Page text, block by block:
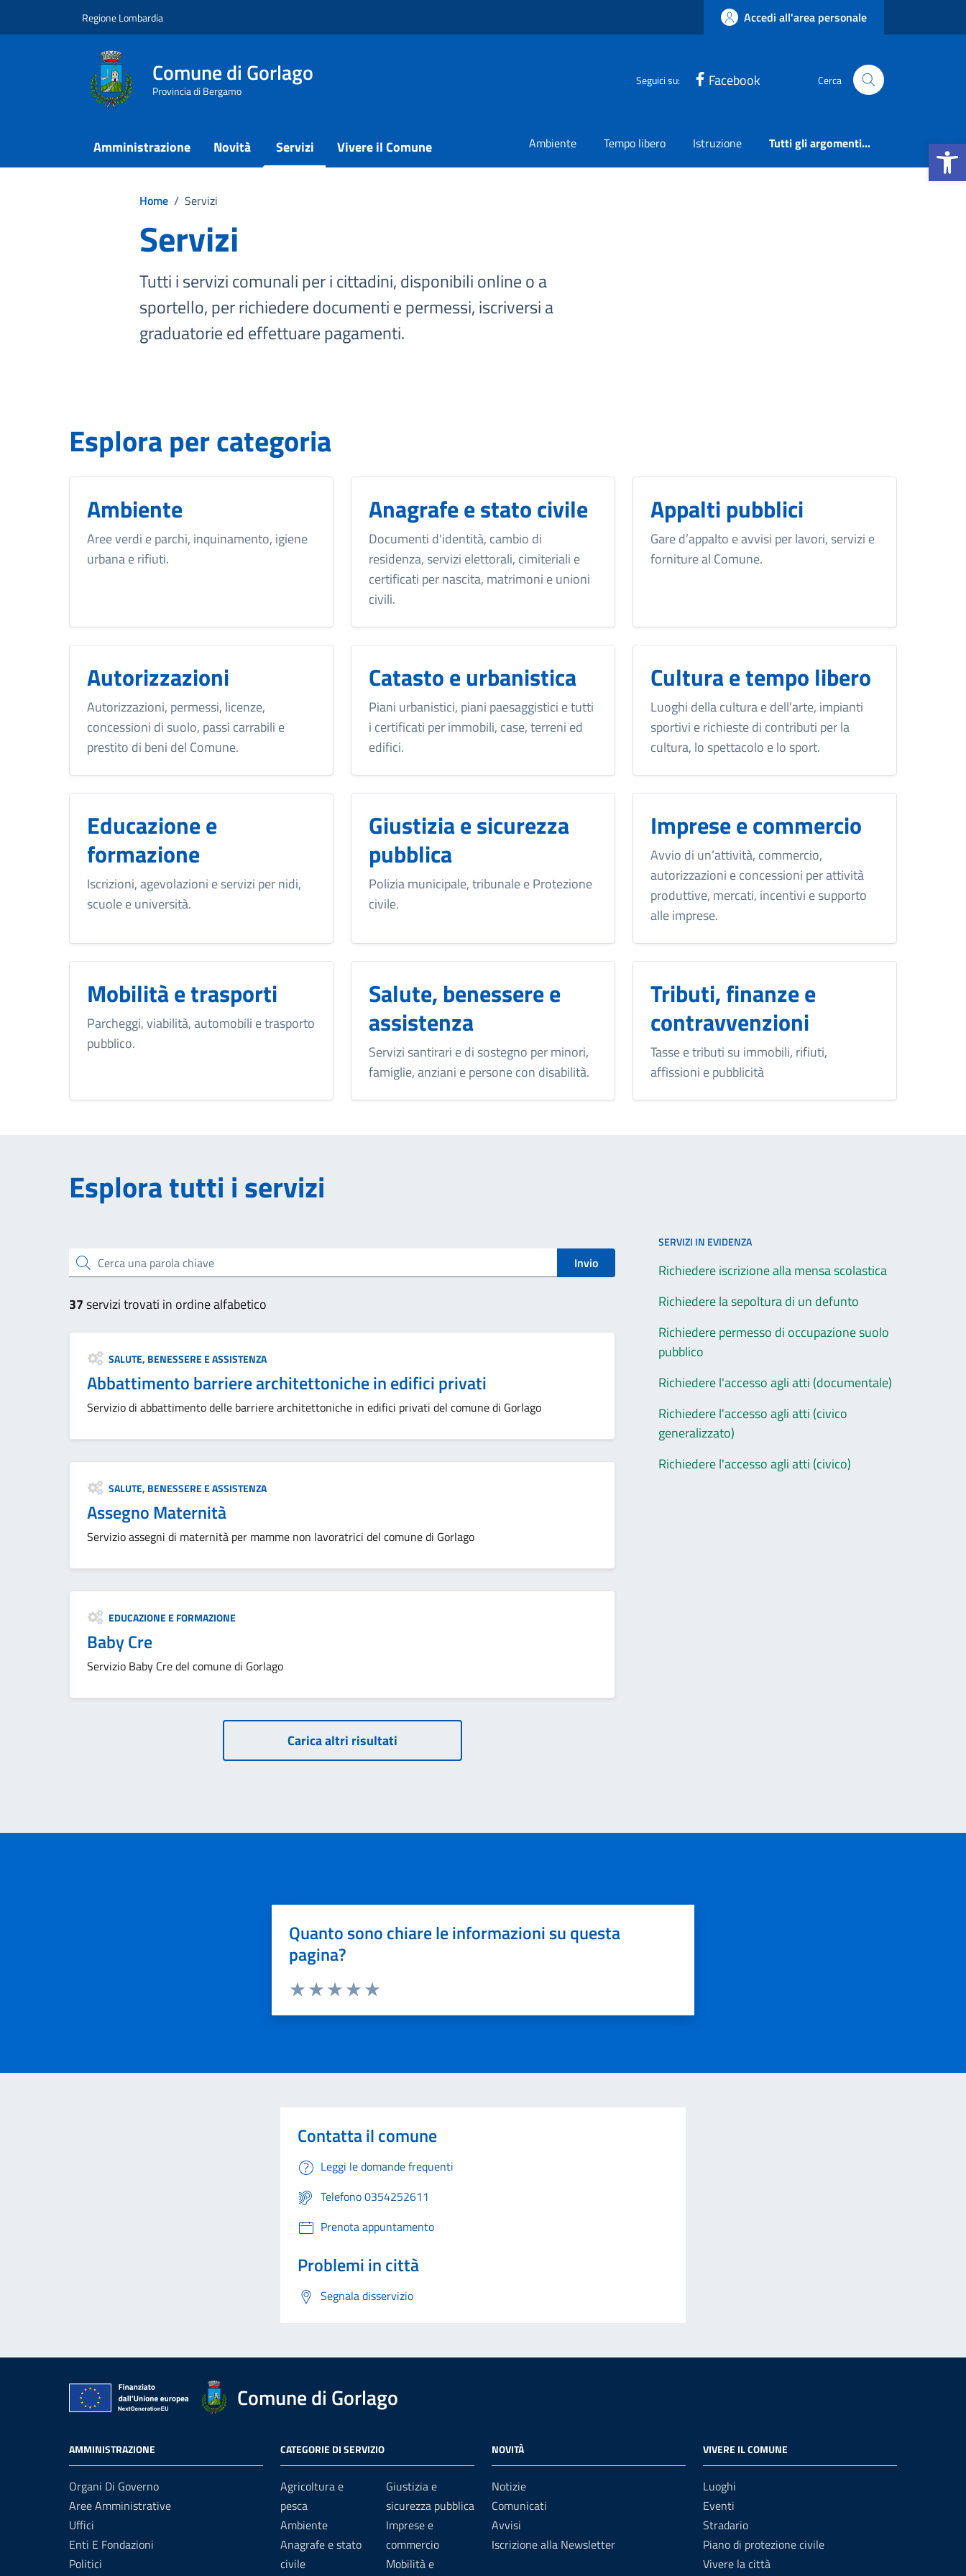
Apri la
Regione Lombardia Accedi all'area personale
Comune di Gorlago
Provincia di Bergamo
Seguici su: Facebook Cerca
Amministrazione Novità Servizi Vivere il Comune Ambiente Tempo libero Istruzione Tutti gli argomenti...
Home / Servizi
Servizi
Tutti i servizi comunali per i cittadini, disponibili online o a
sportello, per richiedere documenti e permessi, iscriversi a
graduatorie ed effettuare pagamenti.
Esplora per categoria
Ambiente
Aree verdi e parchi, inquinamento, igiene
urbana e rifiuti.
Anagrafe e stato civile
Documenti d'identità, cambio di
residenza, servizi elettorali, cimiteriali e
certificati per nascita, matrimoni e unioni
civili.
Appalti pubblici
Gare d’appalto e avvisi per lavori, servizi e
forniture al Comune.
Autorizzazioni
Autorizzazioni, permessi, licenze,
concessioni di suolo, passi carrabili e
prestito di beni del Comune.
Catasto e urbanistica
Piani urbanistici, piani paesaggistici e tutti
i certificati per immobili, case, terreni ed
edifici.
Cultura e tempo libero
Luoghi della cultura e dell’arte, impianti
sportivi e richieste di contributi per la
cultura, lo spettacolo e lo sport.
Educazione e
formazione
Iscrizioni, agevolazioni e servizi per nidi,
scuole e università.
Giustizia e sicurezza
pubblica
Polizia municipale, tribunale e Protezione
civile.
Imprese e commercio
Avvio di un’attività, commercio,
autorizzazioni e concessioni per attività
produttive, mercati, incentivi e supporto
alle imprese.
Mobilità e trasporti
Parcheggi, viabilità, automobili e trasporto
pubblico.
Salute, benessere e
assistenza
Servizi santirari e di sostegno per minori,
famiglie, anziani e persone con disabilità.
Tributi, finanze e
contravvenzioni
Tasse e tributi su immobili, rifiuti,
affissioni e pubblicità
Esplora tutti i servizi
Cerca una parola chiave Invio
37servizi trovati in ordine alfabetico
Categoria:
SALUTE, BENESSERE E ASSISTENZA
Abbattimento barriere architettoniche in edifici privati
Servizio di abbattimento delle barriere architettoniche in edifici privati del comune di Gorlago
Categoria:
SALUTE, BENESSERE E ASSISTENZA
Assegno Maternità
Servizio assegni di maternità per mamme non lavoratrici del comune di Gorlago
Categoria:
EDUCAZIONE E FORMAZIONE
Baby Cre
Servizio Baby Cre del comune di Gorlago
Carica altri risultati
SERVIZI IN EVIDENZA
Richiedere iscrizione alla mensa scolastica
Richiedere la sepoltura di un defunto
Richiedere permesso di occupazione suolo
pubblico
Richiedere l'accesso agli atti (documentale)
Richiedere l'accesso agli atti (civico
generalizzato)
Richiedere l'accesso agli atti (civico)
Quanto sono chiare le informazioni su questa
pagina?
Contatta il comune
Leggi le domande frequenti
Telefono 0354252611
Prenota appuntamento
Problemi in città
Segnala disservizio
Comune di Gorlago
AMMINISTRAZIONE
Organi Di Governo
Aree Amministrative
Uffici
Enti E Fondazioni
Politici
CATEGORIE DI SERVIZIO
Agricoltura e
pesca
Ambiente
Anagrafe e stato
civile
Giustizia e
sicurezza pubblica
Imprese e
commercio
Mobilità e
NOVITÀ
Notizie
Comunicati
Avvisi
Iscrizione alla Newsletter
VIVERE IL COMUNE
Luoghi
Eventi
Stradario
Piano di protezione civile
Vivere la città